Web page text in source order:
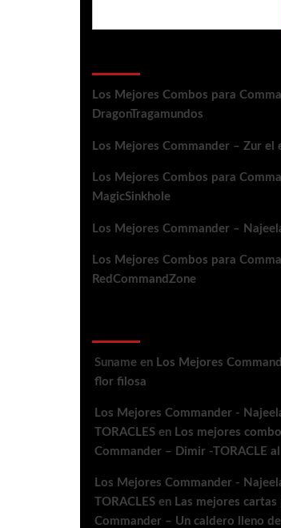
Los Mejores Combos para
DragonTragamundos
Los Mejores Commander – Zur el
Los Mejores Combos para
MagicSinkhole
Los Mejores Commander –
Los Mejores Combos para
RedCommandZone
Sunameen Los Mejores
flor filosa
Los Mejores Commander -
TORACLESen Los mejores
Commander – Dimir -TORACLE
Los Mejores Commander -
TORACLESen Las mejores cartas
Commander – Un caldero lleno